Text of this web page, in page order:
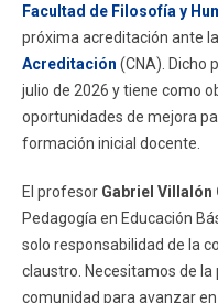
Facultad de Filosofía y
próxima acreditación ante la
Acreditación (CNA). Dicho
julio de 2026 y tiene como
oportunidades de mejora
formación inicial docente.
El profesor Gabriel Villalón
Pedagogía en Educación
solo responsabilidad de la
claustro. Necesitamos de
comunidad para avanzar